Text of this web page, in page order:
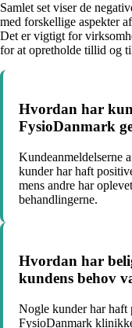
Samlet set viser de
med forskellige aspekter
Det er vigtigt for
for at opretholde tillid og
Hvordan har
FysioDanmark
Kundeanmeldelserne
kunder har haft
mens andre har
behandlingerne.
Hvordan har
kundens behov
Nogle kunder har haft
FysioDanmark